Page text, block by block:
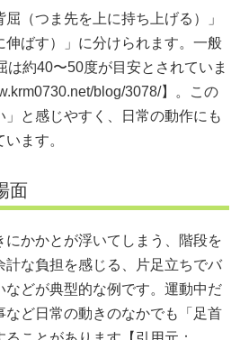
（つま先を上に持ち上げる）」
伸ばす）」に分けられます。一般
は約40〜50度が目安とされていま
blog/3078/】。この
と感じやすく、日常の動作にも
ます。
面
かかとが浮いてしまう、階段を
計な負担を感じる、片足立ちでバ
などが典型的な例です。運動中だ
など日常の動きのなかでも「足首